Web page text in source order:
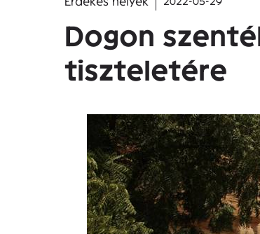
Dogon
tiszteletére